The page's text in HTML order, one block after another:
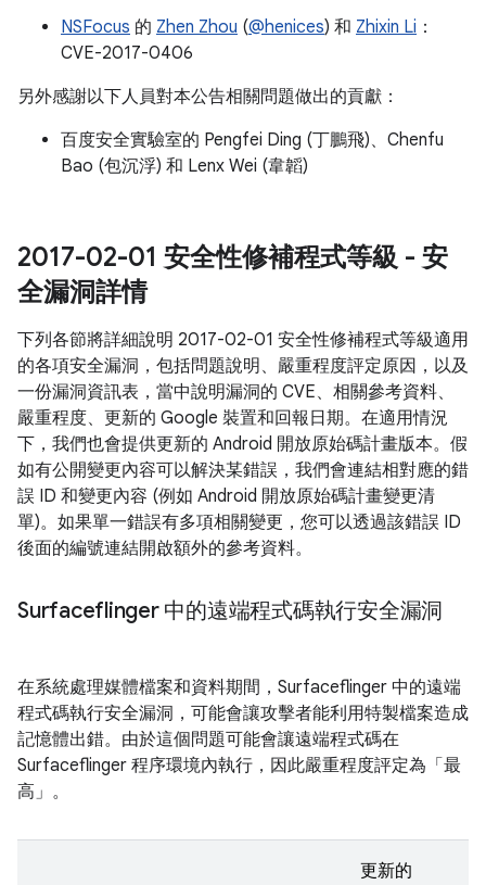
NSFocus 的 Zhen Zhou (@henices) 和 Zhixin Li ：
CVE-2017-0406
另外感謝以下人員對本公告相關問題做出的貢獻：
百度安全實驗室的 Pengfei Ding (丁鵬飛)、Chenfu
Bao (包沉浮) 和 Lenx Wei (韋韜)
2017-02-01 安全性修補程式等級 - 安
全漏洞詳情
下列各節將詳細說明 2017-02-01 安全性修補程式等級適用
的各項安全漏洞，包括問題說明、嚴重程度評定原因，以及
一份漏洞資訊表，當中說明漏洞的 CVE、相關參考資料、
嚴重程度、更新的 Google 裝置和回報日期。在適用情況
下，我們也會提供更新的 Android 開放原始碼計畫版本。假
如有公開變更內容可以解決某錯誤，我們會連結相對應的錯
誤 ID 和變更內容 (例如 Android 開放原始碼計畫變更清
單)。如果單一錯誤有多項相關變更，您可以透過該錯誤 ID
後面的編號連結開啟額外的參考資料。
Surfaceflinger 中的遠端程式碼執行安全漏洞
在系統處理媒體檔案和資料期間，Surfaceflinger 中的遠端
程式碼執行安全漏洞，可能會讓攻擊者能利用特製檔案造成
記憶體出錯。由於這個問題可能會讓遠端程式碼在
Surfaceflinger 程序環境內執行，因此嚴重程度評定為「最
高」。
更新的